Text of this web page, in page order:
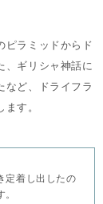
ピラミッドからド
、ギリシャ神話に
など、ドライフラ
す。
定着し出したの